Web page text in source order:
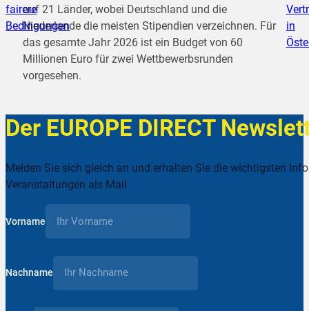
fairere
Bedingungen
auf 21 Länder, wobei Deutschland und die
Niederlande die meisten Stipendien verzeichnen. Für
das gesamte Jahr 2026 ist ein Budget von 60
Millionen Euro für zwei Wettbewerbsrunden
vorgesehen.
in
Der EUROPE DIRECT
Melden Sie sich gleich an und erhalten Sie die wichtigsten
Veranstaltungen als Mail
Vorname
Nachname